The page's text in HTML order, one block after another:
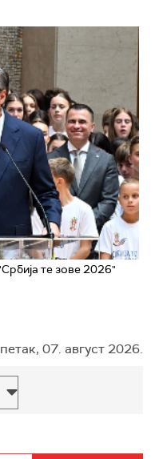
те зове 2026"
петак, 07. август 2026.